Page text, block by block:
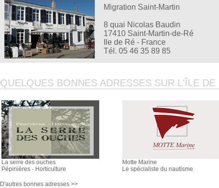
Migration Saint-Martin
8 quai Nicolas Baudin
17410 Saint-Martin-de-Ré
Ile de Ré - France
Tél. 05 46 35 89 85
QUELQUES BONNES ADRESSES SUR L'ÎLE DE
La serre des ouches
Pépinières - Horticulture
Motte Marine
Le spécialiste du nautisme
D'autres bonnes adresses >>